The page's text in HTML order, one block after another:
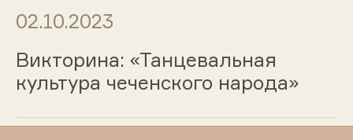
02.10.2023
Викторина: «Танцевальная
культура чеченского народа»